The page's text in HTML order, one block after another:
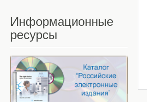
Информационные
ресурсы